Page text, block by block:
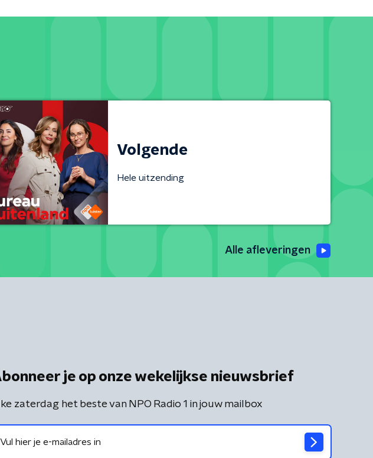
Volgende
Hele uitzending
Alle afleveringen
je op onze wekelijkse nieuwsbrief
zaterdag het beste van NPO Radio 1 in jouw mailbox